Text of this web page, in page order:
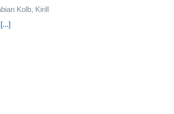
Kolb, Kirill
[...]